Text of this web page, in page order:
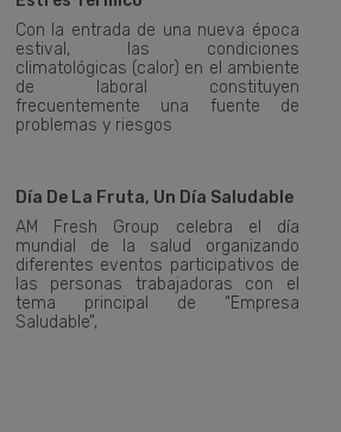
Con la entrada de una nueva época
estival, las condiciones
climatológicas (calor) en el ambiente
de laboral constituyen
frecuentemente una fuente de
problemas y riesgos
Día De La Fruta, Un Día Saludable
AM Fresh Group celebra el día
mundial de la salud organizando
diferentes eventos participativos de
las personas trabajadoras con el
tema principal de “Empresa
Saludable”,